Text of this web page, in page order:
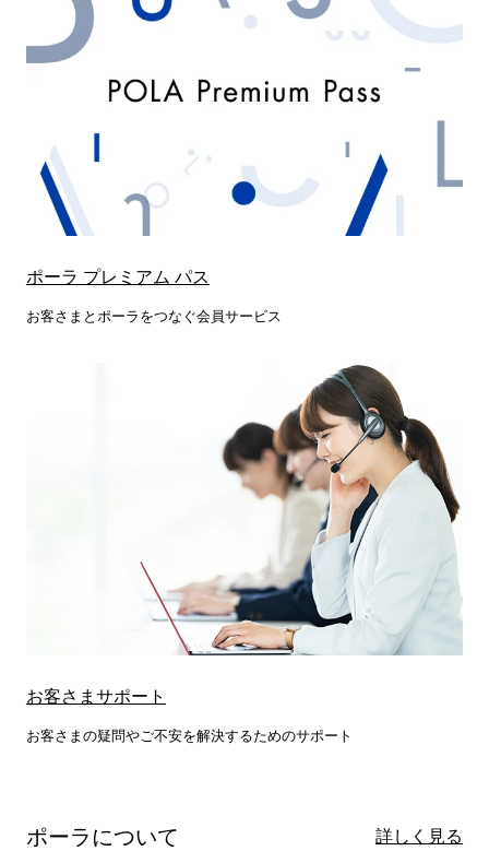
ポーラ プレミアム パス
お客さまとポーラをつなぐ会員サービス
お客さまサポート
お客さまの疑問やご不安を解決するためのサポート
ポーラについて 詳しく見る